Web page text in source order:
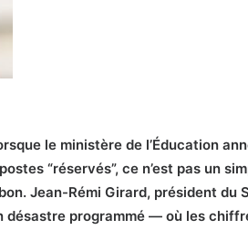
le ministère de l’Éducation
“réservés”, ce n’est pas un
Jean-Rémi Girard, président du
désastre programmé — où les